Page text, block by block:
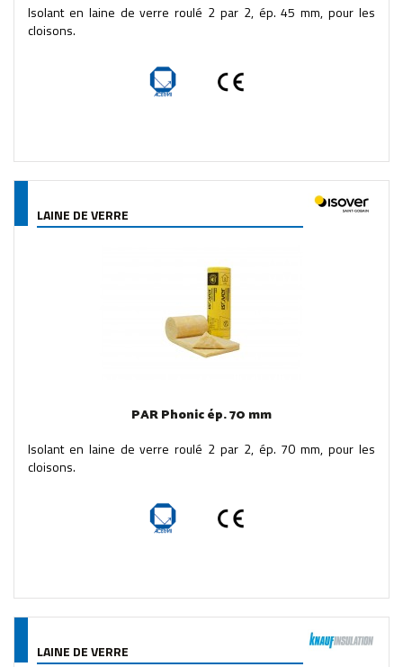
Isolant en laine de verre roulé 2 par 2, ép. 45 mm, pour les
cloisons.
LAINE DE VERRE
PAR Phonic ép. 70 mm
Isolant en laine de verre roulé 2 par 2, ép. 70 mm, pour les
cloisons.
LAINE DE VERRE